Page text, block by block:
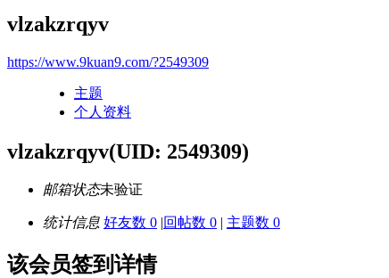
vlzakzrqyv
https://www.9kuan9.com/?2549309
主题
个人资料
vlzakzrqyv(UID: 2549309)
邮箱状态未验证
统计信息 好友数 0 |回帖数 0 | 主题数 0
该会员签到详情